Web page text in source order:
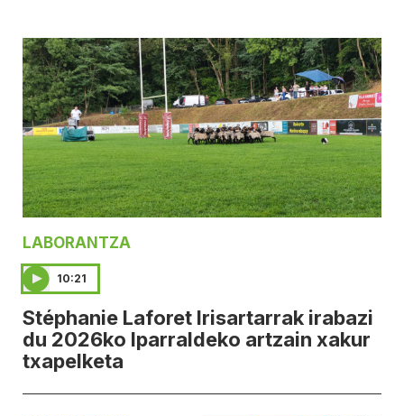
LABORANTZA
10:21
Stéphanie Laforet Irisartarrak irabazi
du 2026ko Iparraldeko artzain xakur
txapelketa